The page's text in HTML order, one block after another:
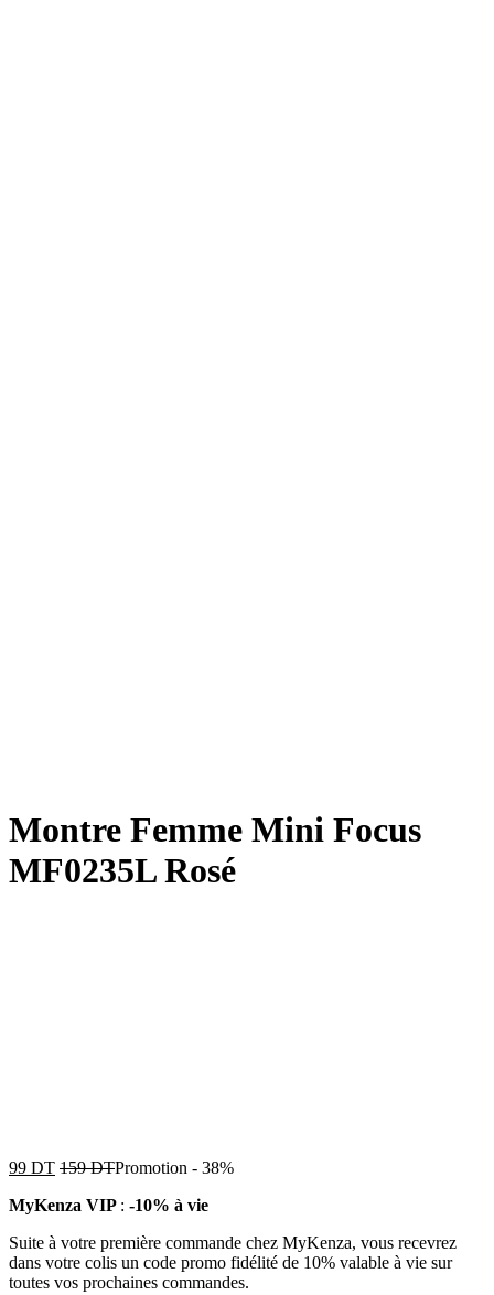
Montre Femme Mini Focus
MF0235L Rosé
99 DT 159DTPromotion - 38%
MyKenza VIP : -10% à vie
Suite à votre première commande chez MyKenza, vous recevrez
dans votre colis un code promo fidélité de 10% valable à vie sur
toutes vos prochaines commandes.